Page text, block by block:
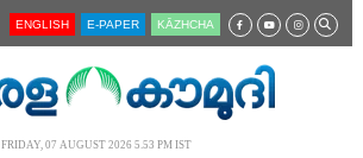
ENGLISH E-PAPER KĀZHCHA
FRIDAY, 07 AUGUST 2026 5.53 PM IST